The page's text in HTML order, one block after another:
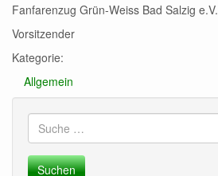
Fanfarenzug Grün-Weiss Bad Salzig e.V.
Vorsitzender
Kategorie:
Allgemein
Suche
nach: